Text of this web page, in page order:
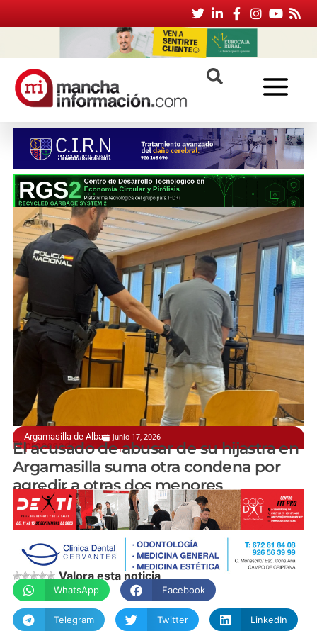
Argamasilla de Alba junio 17, 2026
El procesado está en prisión desde el año 2022
El acusado de abusar de su hijastra en
Argamasilla suma otra condena por
agredir a otras dos menores
manchainformacion.com
Valora esta noticia
WhatsApp Facebook
Telegram Twitter LinkedIn